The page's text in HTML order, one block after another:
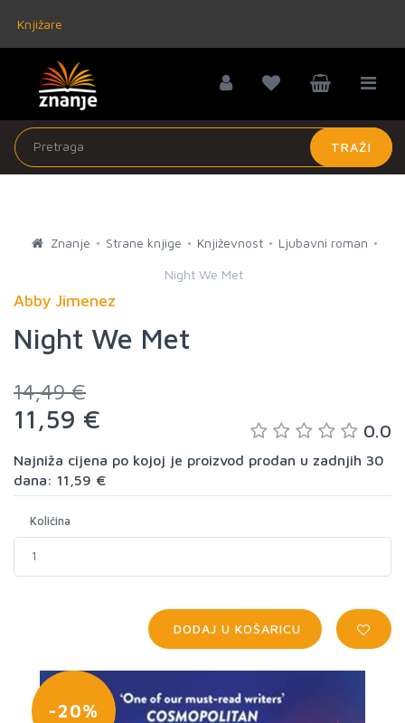
Knjižare
TRAŽI
Znanje Strane knjige Književnost Ljubavni roman
Night We Met
Abby Jimenez
Night We Met
14,49 €
11,59 € 0.0
Najniža cijena po kojoj je proizvod prodan u zadnjih 30
dana: 11,59 €
Količina
DODAJ U KOŠARICU
-20%